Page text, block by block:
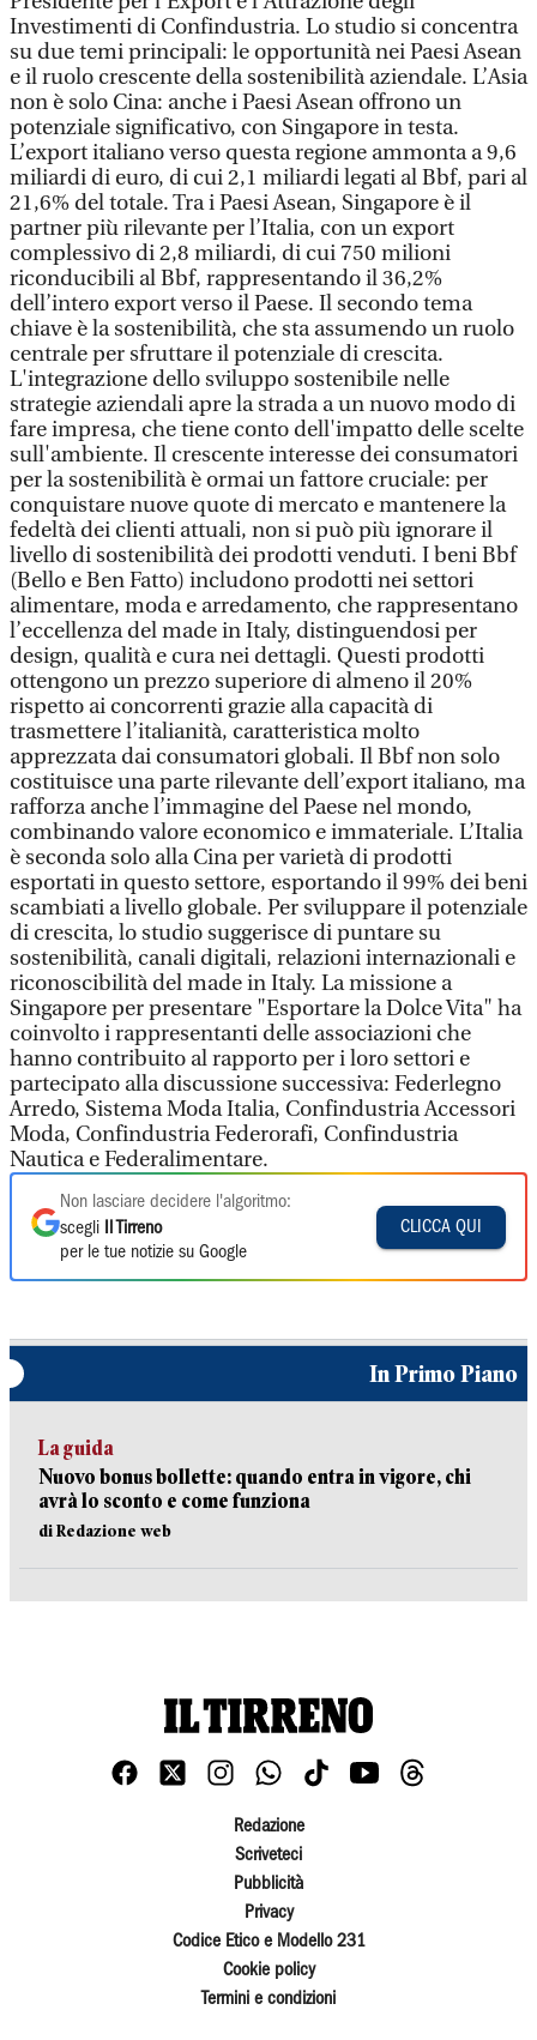
Investimenti di Confindustria. Lo studio si concentra
su due temi principali: le opportunità nei Paesi Asean
e il ruolo crescente della sostenibilità aziendale. L’Asia
non è solo Cina: anche i Paesi Asean offrono un
potenziale significativo, con Singapore in testa.
L’export italiano verso questa regione ammonta a 9,6
miliardi di euro, di cui 2,1 miliardi legati al Bbf, pari al
21,6% del totale. Tra i Paesi Asean, Singapore è il
partner più rilevante per l’Italia, con un export
complessivo di 2,8 miliardi, di cui 750 milioni
riconducibili al Bbf, rappresentando il 36,2%
dell’intero export verso il Paese. Il secondo tema
chiave è la sostenibilità, che sta assumendo un ruolo
centrale per sfruttare il potenziale di crescita.
L'integrazione dello sviluppo sostenibile nelle
strategie aziendali apre la strada a un nuovo modo di
fare impresa, che tiene conto dell'impatto delle scelte
sull'ambiente. Il crescente interesse dei consumatori
per la sostenibilità è ormai un fattore cruciale: per
conquistare nuove quote di mercato e mantenere la
fedeltà dei clienti attuali, non si può più ignorare il
livello di sostenibilità dei prodotti venduti. I beni Bbf
(Bello e Ben Fatto) includono prodotti nei settori
alimentare, moda e arredamento, che rappresentano
l’eccellenza del made in Italy, distinguendosi per
design, qualità e cura nei dettagli. Questi prodotti
ottengono un prezzo superiore di almeno il 20%
rispetto ai concorrenti grazie alla capacità di
trasmettere l’italianità, caratteristica molto
apprezzata dai consumatori globali. Il Bbf non solo
costituisce una parte rilevante dell’export italiano, ma
rafforza anche l’immagine del Paese nel mondo,
combinando valore economico e immateriale. L’Italia
è seconda solo alla Cina per varietà di prodotti
esportati in questo settore, esportando il 99% dei beni
scambiati a livello globale. Per sviluppare il potenziale
di crescita, lo studio suggerisce di puntare su
sostenibilità, canali digitali, relazioni internazionali e
riconoscibilità del made in Italy. La missione a
Singapore per presentare "Esportare la Dolce Vita" ha
coinvolto i rappresentanti delle associazioni che
hanno contribuito al rapporto per i loro settori e
partecipato alla discussione successiva: Federlegno
Arredo, Sistema Moda Italia, Confindustria Accessori
Moda, Confindustria Federorafi, Confindustria
Nautica e Federalimentare.
Non lasciare decidere l'algoritmo:
scegli
Il Tirreno
per le tue notizie su Google
CLICCA QUI
In Primo Piano
La guida
Nuovo bonus bollette: quando entra in vigore, chi
avrà lo sconto e come funziona
di Redazione web
Redazione
Scriveteci
Pubblicità
Privacy
Codice Etico e Modello 231
Cookie policy
Termini e condizioni